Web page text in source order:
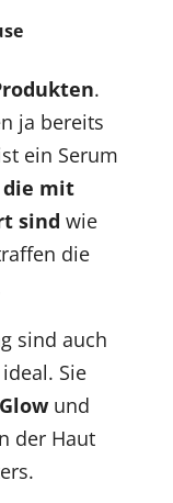
.
ja bereits
ein Serum
die mit
sind wie
die
sind auch
ideal. Sie
und
der Haut